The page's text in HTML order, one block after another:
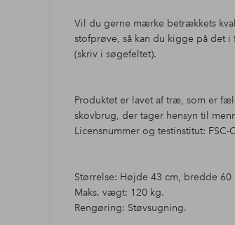
Vil du gerne mærke betrækkets
stofprøve, så kan du kigge på det i
(skriv i søgefeltet).
Produktet er lavet af træ, som er
skovbrug, der tager hensyn til
Licensnummer og testinstitut:
Størrelse: Højde 43 cm, bredde
Maks. vægt: 120 kg.
Rengøring: Støvsugning.